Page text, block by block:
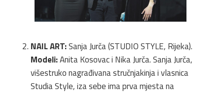
NAIL ART:Sanja Jurča (STUDIO STYLE, Rijeka).
Modeli:Anita Kosovac i Nika Jurča. Sanja Jurča,
višestruko nagrađivana stručnjakinja i vlasnica
Studia Style, iza sebe ima prva mjesta na